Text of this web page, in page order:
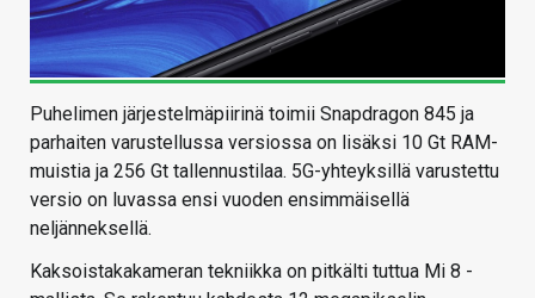
Puhelimen järjestelmäpiirinä toimii Snapdragon 845 ja
parhaiten varustellussa versiossa on lisäksi 10 Gt RAM-
muistia ja 256 Gt tallennustilaa. 5G-yhteyksillä varustettu
versio on luvassa ensi vuoden ensimmäisellä
neljänneksellä.
Kaksoistakakameran tekniikka on pitkälti tuttua Mi 8 -